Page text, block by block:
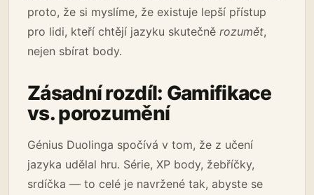
proto, že si myslíme, že existuje lepší přístup
pro lidi, kteří chtějí jazyku skutečně rozumět,
nejen sbírat body.
Zásadní rozdíl: Gamifikace
vs. porozumění
Génius Duolinga spočívá v tom, že z učení
jazyka udělal hru. Série, XP body, žebříčky,
srdíčka — to celé je navržené tak, abyste se